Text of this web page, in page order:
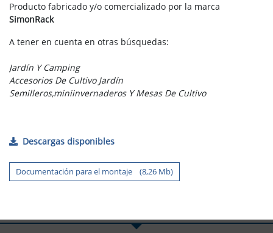
Producto fabricado y/o comercializado por la marca
SimonRack
A tener en cuenta en otras búsquedas:
Jardín Y Camping
Accesorios De Cultivo Jardín
Semilleros,miniinvernaderos Y Mesas De Cultivo
Descargas disponibles
Documentación para el montaje (8,26 Mb)